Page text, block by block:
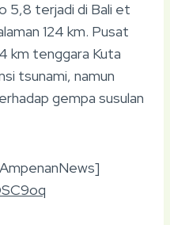
5,8 terjadi di Bali et
124 km. Pusat
km tenggara Kuta
tsunami, namun
gempa susulan